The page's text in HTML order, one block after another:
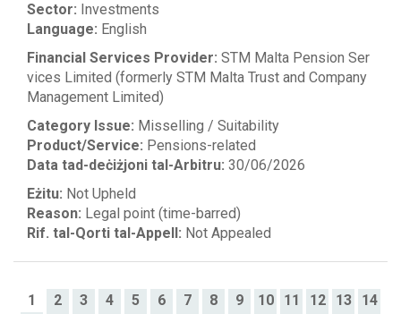
Sector: Investments
Language: English
Financial Services Provider: STM Malta Pension Ser
vices Limited (formerly STM Malta Trust and Company
Management Limited)
Category Issue: Misselling / Suitability
Product/Service: Pensions-related
Data tad-deċiżjoni tal-Arbitru: 30/06/2026
Eżitu: Not Upheld
Reason: Legal point (time-barred)
Rif. tal-Qorti tal-Appell: Not Appealed
1 2 3 4 5 6 7 8 9 10 11 12 13
14